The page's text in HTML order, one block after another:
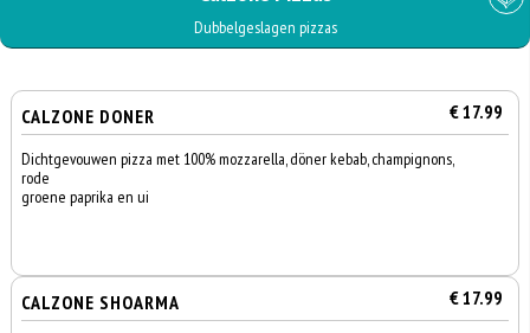
Dubbelgeslagen pizzas
CALZONE DONER € 17.99
Dichtgevouwen pizza met 100% mozzarella, döner kebab, champignons,
rode
groene paprika en ui
CALZONE SHOARMA € 17.99